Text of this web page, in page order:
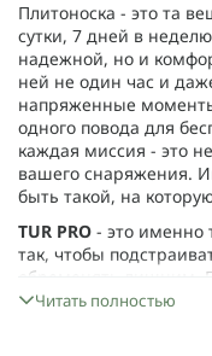
Плитоноска - это та
сутки, 7 дней в
надежной, но и
ней не один час и
напряженные
одного повода для
каждая миссия - это
вашего снаряжения.
быть такой, на
TUR PRO - это именно
так, чтобы
обременять лишним.
качестве? Давайте
Читать полностью